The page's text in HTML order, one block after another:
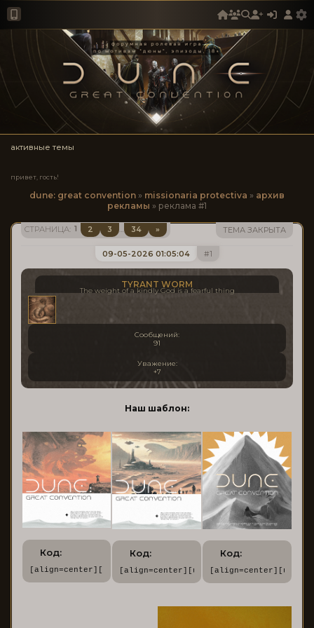
активные темы
привет, гость!
dune: great convention » missionaria protectiva » архив
рекламы » реклама #1
СТРАНИЦА: 1 2 3 … 34 » ТЕМА ЗАКРЫТА
1
09-05-2026 01:05:04
TYRANT WORM
The weight of a kindly God is a fearful thing
Сообщений:
91
Уважение:
+7
Наш шаблон:
Код:
[align=center][url=https://dune.rusff.me/][img]https://
Код:
[align=center][url=https://
Код: